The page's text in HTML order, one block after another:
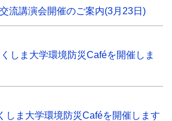
流講演会開催のご案内(3月23日)
しま大学環境防災Caféを開催しま
しま大学環境防災Caféを開催します